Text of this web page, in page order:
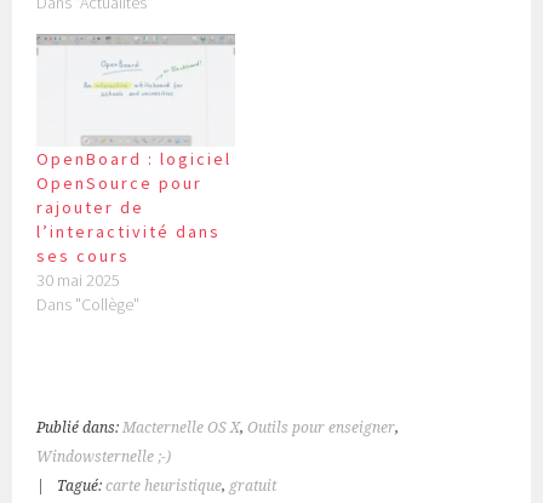
OpenBoard : logiciel
OpenSource pour
rajouter de
l’interactivité dans
ses cours
30 mai 2025
Dans "Collège"
Publié dans:Macternelle OS X,Outils pour enseigner,
Windowsternelle ;-)
Tagué:carte heuristique, gratuit